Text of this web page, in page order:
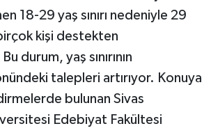
18-29 yaş sınırı nedeniyle 29
kişi destekten
durum, yaş sınırının
talepleri artırıyor. Konuya
bulunan Sivas
Edebiyat Fakültesi